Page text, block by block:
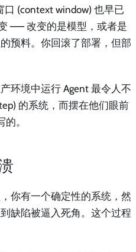
口 (context window) 也早已
—— 改变的是模型，或者是
预料。你回滚了部署，但部
环境中运行 Agent 最令人不
的系统，而摆在他们眼前
。
你有一个确定性的系统，然
缺陷被逼入死角。这个过程